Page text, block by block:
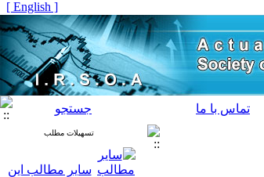
[ English ]
تماس با ما جستجو
تسهیلات مطلب
سایر مطالب این